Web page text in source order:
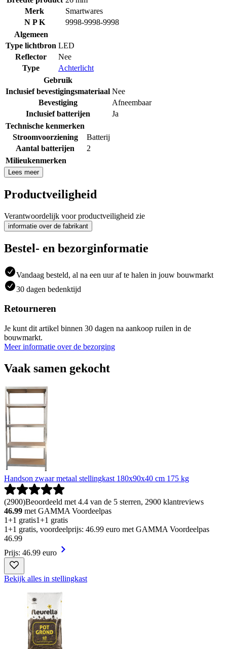
Merk
Smartwares
N P K
9998-9998-9998
Algemeen
Type lichtbron LED
Reflector
Nee
Type
Achterlicht
Gebruik
Inclusief bevestigingsmateriaal Nee
Bevestiging
Afneembaar
Inclusief batterijen
Ja
Technische kenmerken
Stroomvoorziening
Batterij
Aantal batterijen
2
Milieukenmerken
Lees meer
Productveiligheid
Verantwoordelijk voor productveiligheid zie
informatie over de fabrikant
Bestel- en bezorginformatie
Vandaag besteld, al na een uur af te halen in jouw bouwmarkt
30 dagen bedenktijd
Retourneren
Je kunt dit artikel binnen 30 dagen na aankoop ruilen in de
bouwmarkt.
Meer informatie over de bezorging
Vaak samen gekocht
Handson zwaar metaal stellingkast 180x90x40 cm 175 kg
(2900)Beoordeeld met 4.4 van de 5 sterren, 2900 klantreviews
46.99 met GAMMA Voordeelpas
1+1 gratis1+1 gratis
1+1 gratis, voordeelprijs: 46.99 euro met GAMMA Voordeelpas
46.99
Prijs: 46.99 euro
Bekijk alles in stellingkast